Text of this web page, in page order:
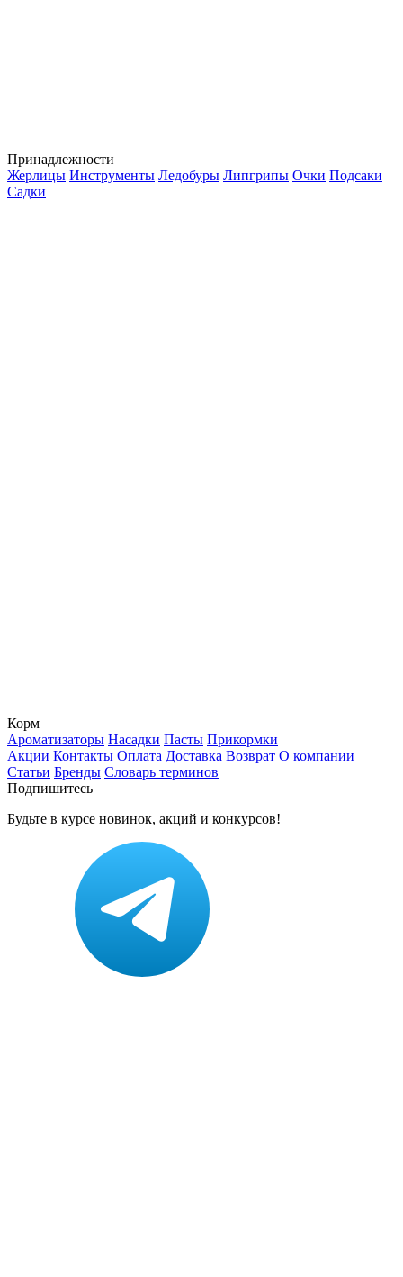
Принадлежности
Жерлицы Инструменты Ледобуры Липгрипы Очки Подсаки
Садки
Корм
Ароматизаторы Насадки Пасты Прикормки
Акции Контакты Оплата Доставка Возврат О компании
Статьи Бренды Словарь терминов
Подпишитесь
Будьте в курсе новинок, акций и конкурсов!